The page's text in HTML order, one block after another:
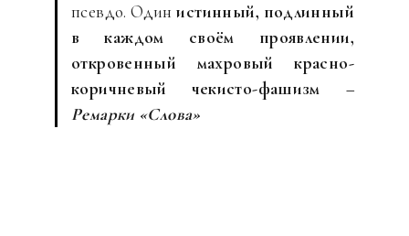
псевдо. Одинистинный, подлинный
в каждом своём проявлении,
откровенный махровый красно-
коричневый чекисто-фашизм –
Ремарки «Слова»